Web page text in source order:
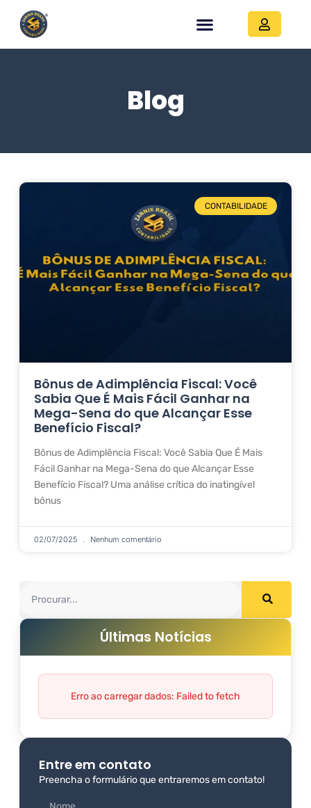
Blog
CONTABILIDADE
Bônus de Adimplência Fiscal: Você
Sabia Que É Mais Fácil Ganhar na
Mega-Sena do que Alcançar Esse
Benefício Fiscal?
Bônus de Adimplência Fiscal: Você Sabia Que É Mais
Fácil Ganhar na Mega-Sena do que Alcançar Esse
Benefício Fiscal? Uma análise crítica do inatingível
bônus
02/07/2025 Nenhum comentário
Últimas Notícias
Erro ao carregar dados: Failed to fetch
Entre em contato
Preencha o formulário que entraremos em contato!